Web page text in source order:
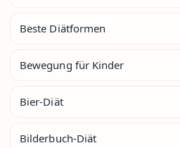
Beste Diätformen
Bewegung für Kinder
Bier-Diät
Bilderbuch-Diät